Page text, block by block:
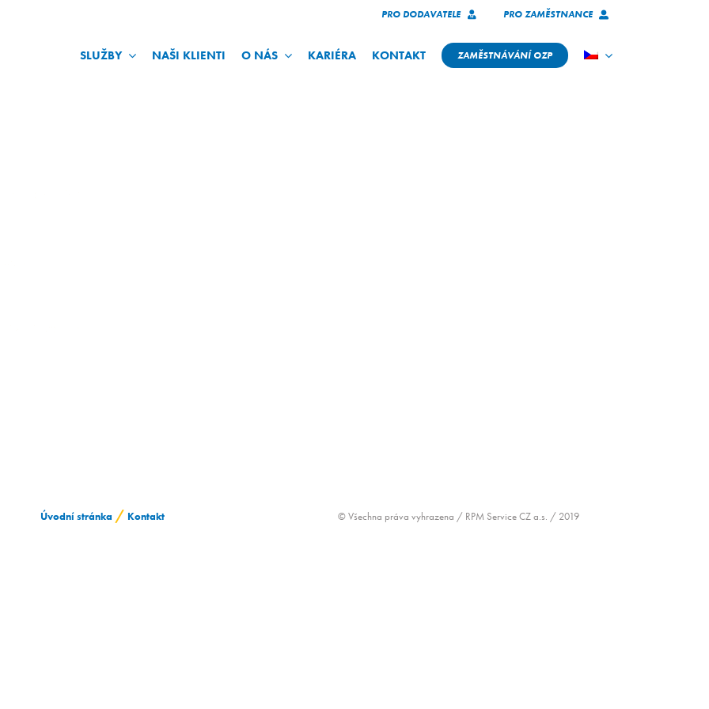
PRO DODAVATELE PRO ZAMĚSTNANCE
SLUŽBY NAŠI KLIENTI O NÁS KARIÉRA KONTAKT ZAMĚSTNÁVÁNÍ OZP
Úvodní stránka / Kontakt © Všechna práva vyhrazena / RPM Service CZ a.s. / 2019